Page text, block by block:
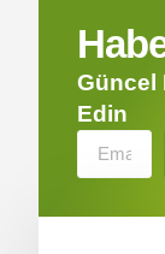
Güncel
Edin